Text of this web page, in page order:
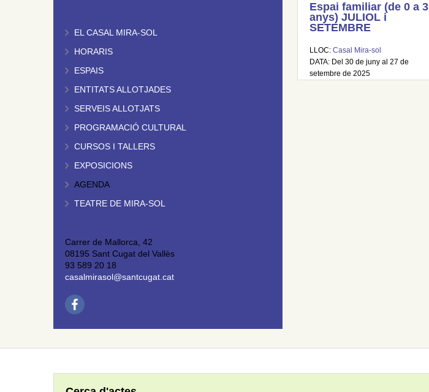
EL CASAL MIRA-SOL
HORARIS
ESPAIS
ENTITATS ALLOTJADES
SERVEIS ALLOTJATS
PROGRAMACIÓ CULTURAL
CURSOS I TALLERS
EXPOSICIONS
AGENDA
TEATRE DE MIRA-SOL
Carrer de Mallorca, 42
08195 Sant Cugat del Vallès
93 589 20 18
casalmirasol@santcugat.cat
Espai familiar (de 0 a 3
anys) JULIOL i
SETEMBRE
LLOC: Casal Mira-sol
DATA: Del 30 de juny al 27 de
setembre de 2025